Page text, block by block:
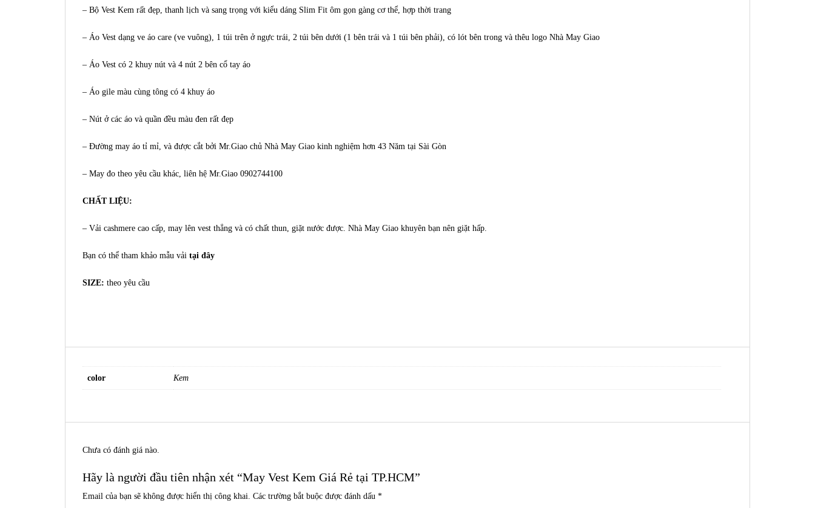
– Bộ Vest Kem rất đẹp, thanh lịch và sang trọng với kiểu dáng Slim Fit ôm gọn gàng cơ thể, hợp thời trang
– Áo Vest dạng ve áo care (ve vuông), 1 túi trên ở ngực trái, 2 túi bên dưới (1 bên trái và 1 túi bên phải), có lót bên trong và thêu logo Nhà May Giao
– Áo Vest có 2 khuy nút và 4 nút 2 bên cổ tay áo
– Áo gile màu cùng tông có 4 khuy áo
– Nút ở các áo và quần đều màu đen rất đẹp
– Đường may áo tỉ mỉ, và được cắt bởi Mr.Giao chủ Nhà May Giao kinh nghiệm hơn 43 Năm tại Sài Gòn
– May đo theo yêu cầu khác, liên hệ Mr.Giao 0902744100
CHẤT LIỆU:
– Vải cashmere cao cấp, may lên vest thẳng và có chất thun, giặt nước được. Nhà May Giao khuyên bạn nên giặt hấp.
Bạn có thể tham khảo mẫu vải tại đây
SIZE: theo yêu cầu
color Kem
Chưa có đánh giá nào.
Hãy là người đầu tiên nhận xét “May Vest Kem Giá Rẻ tại TP.HCM”
Email của bạn sẽ không được hiển thị công khai. Các trường bắt buộc được đánh dấu *